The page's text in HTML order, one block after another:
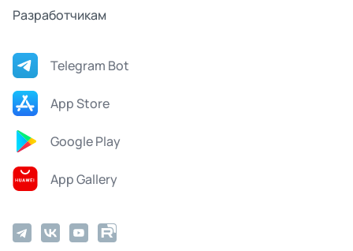
Разработчикам
Telegram Bot
App Store
Google Play
App Gallery